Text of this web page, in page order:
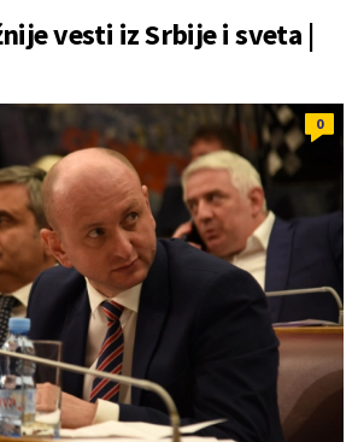
vesti iz Srbije i sveta |
0